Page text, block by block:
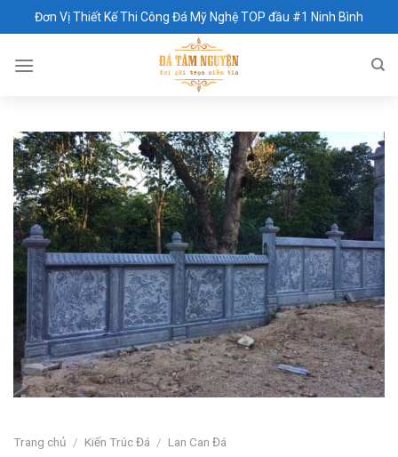
to
Đơn Vị Thiết Kế Thi Công Đá Mỹ Nghệ TOP đầu #1 Ninh Bình
Trang chủ / Kiến Trúc Đá / Lan Can Đá